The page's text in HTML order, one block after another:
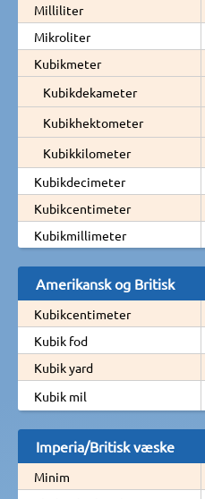
Milliliter
Mikroliter
Kubikmeter
Kubikdekameter
Kubikhektometer
Kubikkilometer
Kubikdecimeter
Kubikcentimeter
Kubikmillimeter
Amerikansk og Britisk
Kubikcentimeter
Kubik fod
Kubik yard
Kubik mil
Imperia/Britisk væske
Minim